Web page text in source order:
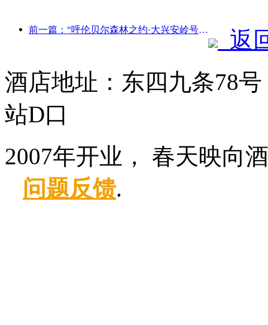
前一篇：“呼伦贝尔森林之约·大兴安岭号--星光列车·天翼之旅”旅游专列首发
返
酒店地址：东四九条78
站D口
2007年开业， 春天映向
问题反馈.